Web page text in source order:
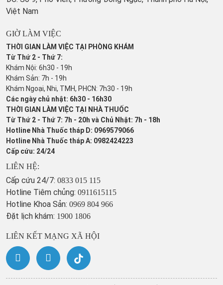
Việt Nam
GIỜ LÀM VIỆC
THỜI GIAN LÀM VIỆC TẠI PHÒNG KHÁM
Từ Thứ 2 - Thứ 7:
Khám Nội: 6h30 - 19h
Khám Sản: 7h - 19h
Khám Ngoại, Nhi, TMH, PHCN: 7h30 - 19h
Các ngày chủ nhật: 6h30 - 16h30
THỜI GIAN LÀM VIỆC TẠI NHÀ THUỐC
Từ Thứ 2 - Thứ 7: 7h - 20h và Chủ Nhật: 7h - 18h
Hotline Nhà Thuốc tháp D: 0969579066
Hotline Nhà Thuốc tháp A: 0982424223
Cấp cứu: 24/24
LIÊN HỆ:
Cấp cứu 24/7: 0833 015 115
Hotline Tiêm chủng: 0911615115
Hotline Khoa Sản: 0969 804 966
Đặt lịch khám: 1900 1806
LIÊN KẾT MẠNG XÃ HỘI